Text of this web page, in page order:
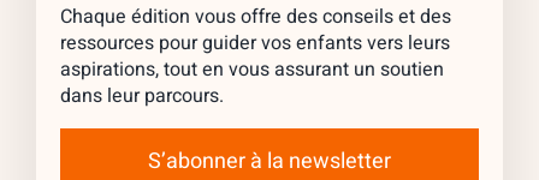
Chaque édition vous offre des conseils et des
ressources pour guider vos enfants vers leurs
aspirations, tout en vous assurant un soutien
dans leur parcours.
S’abonner à la newsletter